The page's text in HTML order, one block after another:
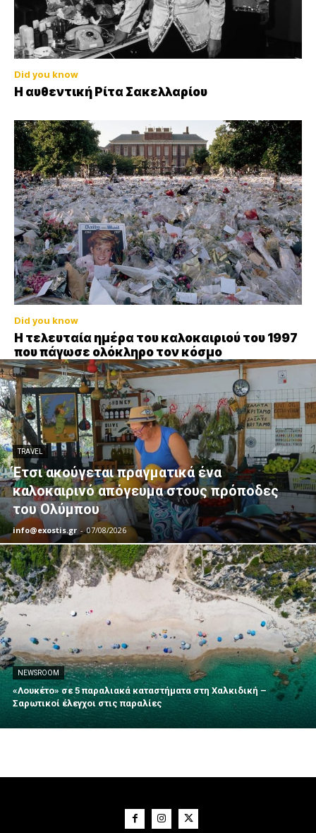
Did you know
Η αυθεντική Ρίτα Σακελλαρίου
Did you know
Η τελευταία ημέρα του καλοκαιριού του 1997
που πάγωσε ολόκληρο τον κόσμο
TRAVEL
Έτσι ακούγεται πραγματικά ένα
καλοκαιρινό απόγευμα στους πρόποδες
του Ολύμπου
info@exostis.gr - 07/08/2026
NEWSROOM
«Λουκέτο» σε 5 παραλιακά καταστήματα στη Χαλκιδική –
Σαρωτικοί έλεγχοι στις παραλίες